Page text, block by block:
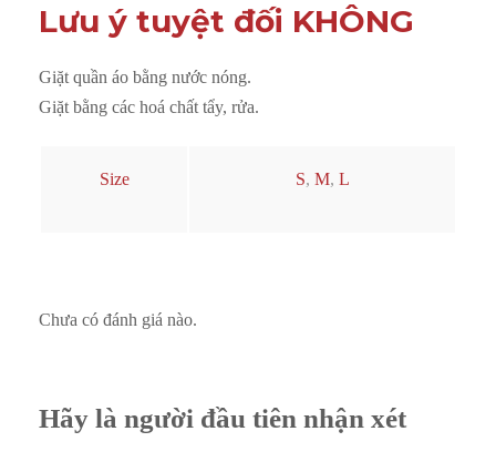
Lưu ý tuyệt đối KHÔNG
Giặt quần áo bằng nước nóng.
Giặt bằng các hoá chất tẩy, rửa.
Size S, M, L
Chưa có đánh giá nào.
Hãy là người đầu tiên nhận xét